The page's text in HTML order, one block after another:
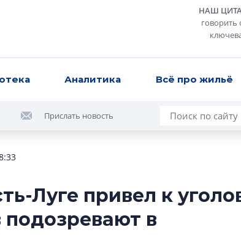
НАШ
Аналитика Всё про жильё
Прислать новость
Луге привел к
в